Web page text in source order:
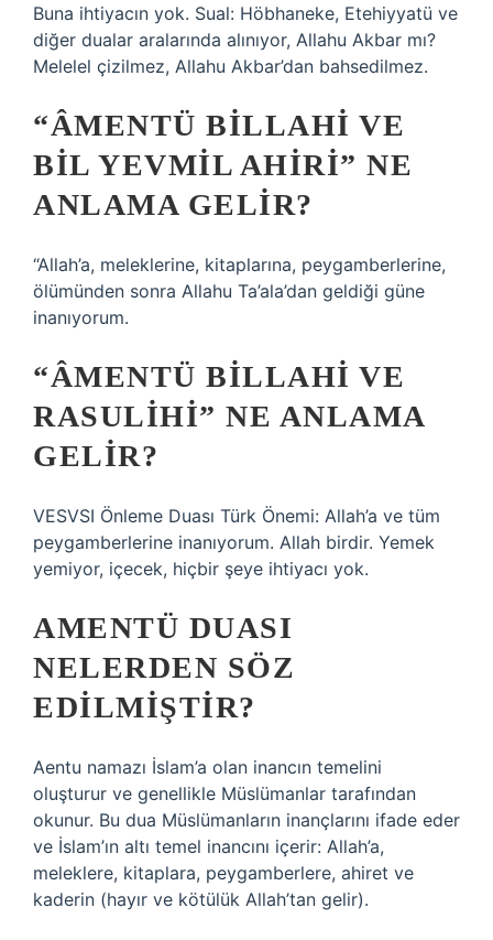
Buna ihtiyacın yok. Sual: Höbhaneke, Etehiyyatü ve
diğer dualar aralarında alınıyor, Allahu Akbar mı?
Melelel çizilmez, Allahu Akbar’dan bahsedilmez.
“ÂMENTÜ BILLAHI VE
BIL YEVMIL AHIRI” NE
ANLAMA GELIR?
“Allah’a, meleklerine, kitaplarına, peygamberlerine,
ölümünden sonra Allahu Ta’ala’dan geldiği güne
inanıyorum.
“ÂMENTÜ BILLAHI VE
RASULIHI” NE ANLAMA
GELIR?
VESVSI Önleme Duası Türk Önemi: Allah’a ve tüm
peygamberlerine inanıyorum. Allah birdir. Yemek
yemiyor, içecek, hiçbir şeye ihtiyacı yok.
AMENTÜ DUASI
NELERDEN SÖZ
EDILMIŞTIR?
Aentu namazı İslam’a olan inancın temelini
oluşturur ve genellikle Müslümanlar tarafından
okunur. Bu dua Müslümanların inançlarını ifade eder
ve İslam’ın altı temel inancını içerir: Allah’a,
meleklere, kitaplara, peygamberlere, ahiret ve
kaderin (hayır ve kötülük Allah’tan gelir).